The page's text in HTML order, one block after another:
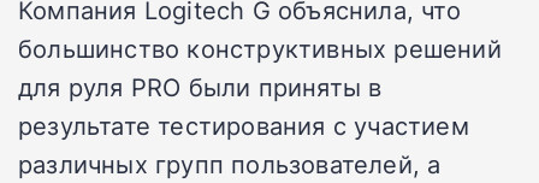
Компания Logitech G объяснила, что
большинство конструктивных решений
для руля PRO были приняты в
результате тестирования с участием
различных групп пользователей, а